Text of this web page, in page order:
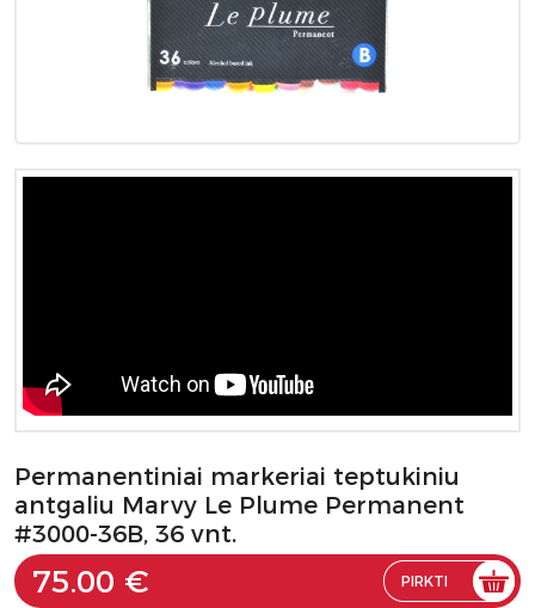
Permanentiniai markeriai teptukiniu
antgaliu Marvy Le Plume Permanent
#3000-36B, 36 vnt.
75.00 € PIRKTI